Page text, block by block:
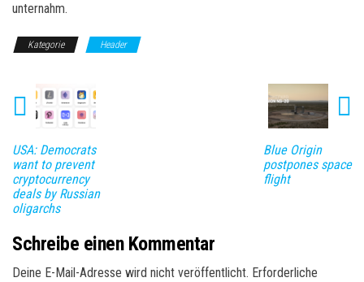
unternahm.
Kategorie Header
USA: Democrats
want to prevent
cryptocurrency
deals by Russian
oligarchs
Blue Origin
postpones space
flight
Schreibe einen Kommentar
Deine E-Mail-Adresse wird nicht veröffentlicht. Erforderliche